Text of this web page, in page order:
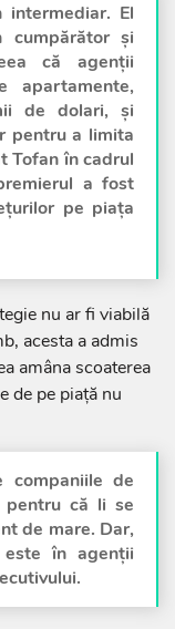
El
cumpărător și
că agenții
apartamente,
de dolari, și
pentru a limita
Tofan în cadrul
a fost
pe piața
nu ar fi viabilă
acesta a admis
amâna scoaterea
de pe piață nu
companiile de
că li se
de mare. Dar,
în agenții